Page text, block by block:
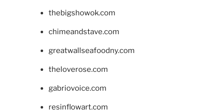
thebigshowok.com
chimeandstave.com
greatwallseafoodny.com
theloverose.com
gabriovoice.com
resinflowart.com